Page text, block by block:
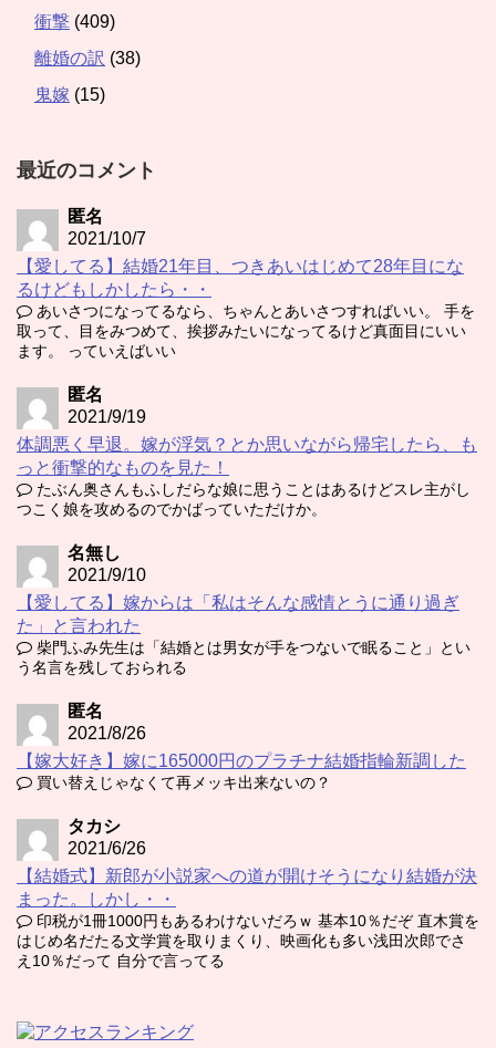
衝撃 (409)
離婚の訳 (38)
鬼嫁 (15)
最近のコメント
匿名
2021/10/7
【愛してる】結婚21年目、つきあいはじめて28年目にな
るけどもしかしたら・・
あいさつになってるなら、ちゃんとあいさつすればいい。 手を
取って、目をみつめて、挨拶みたいになってるけど真面目にいい
ます。 っていえばいい
匿名
2021/9/19
体調悪く早退。嫁が浮気？とか思いながら帰宅したら、も
っと衝撃的なものを見た！
たぶん奥さんもふしだらな娘に思うことはあるけどスレ主がし
つこく娘を攻めるのでかばっていただけか。
名無し
2021/9/10
【愛してる】嫁からは「私はそんな感情とうに通り過ぎ
た」と言われた
柴門ふみ先生は「結婚とは男女が手をつないで眠ること」とい
う名言を残しておられる
匿名
2021/8/26
【嫁大好き】嫁に165000円のプラチナ結婚指輪新調した
買い替えじゃなくて再メッキ出来ないの？
タカシ
2021/6/26
【結婚式】新郎が小説家への道が開けそうになり結婚が決
まった。しかし・・
印税が1冊1000円もあるわけないだろｗ 基本10％だぞ 直木賞を
はじめ名だたる文学賞を取りまくり、映画化も多い浅田次郎でさ
え10％だって 自分で言ってる